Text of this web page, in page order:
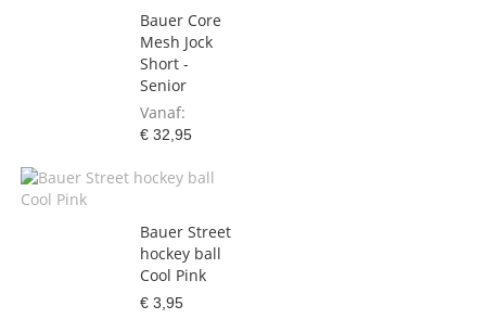
Bauer Core
Mesh Jock
Short -
Senior
Vanaf
€ 32,95
Bauer Street
hockey ball
Cool Pink
€ 3,95